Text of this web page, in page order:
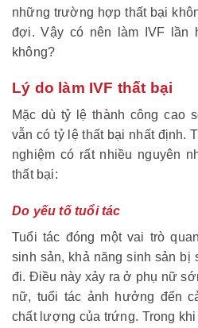
những trường hợp thất bại
đợi. Vậy có nên làm IVF lần
không?
Lý do làm IVF thất bại
Mặc dù tỷ lệ thành công cao
vẫn có tỷ lệ thất bại nhất định.
nghiệm có rất nhiều nguyên
thất bại:
Do yếu tố tuổi tác
Tuổi tác đóng một vai trò
sinh sản, khả năng sinh sản bị
đi. Điều này xảy ra ở phụ nữ
nữ, tuổi tác ảnh hưởng đến
chất lượng của trứng. Trong